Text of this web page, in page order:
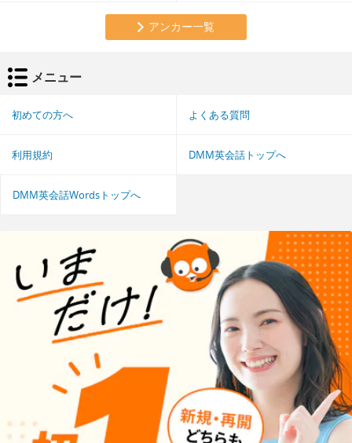
アンカー一覧
メニュー
初めての方へ よくある質問
利用規約 DMM英会話トップへ
DMM英会話Wordsトップへ